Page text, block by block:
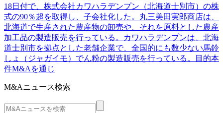
18日付で、株式会社カワハラデンプン（北海道士別市）の株
式の90％超を取得し、子会社化した。丸三美田実郎商店は、
北海道で生産された農産物の卸売や、それを原料とした農産
加工品の製造販売を行っている。カワハラデンプンは、北海
道士別市を拠点とした老舗企業で、全国的にも数少ない馬鈴
しょ（ジャガイモ）でん粉の製造販売を行っている。目的本
件M&Aを通じ
M&Aニュース検索